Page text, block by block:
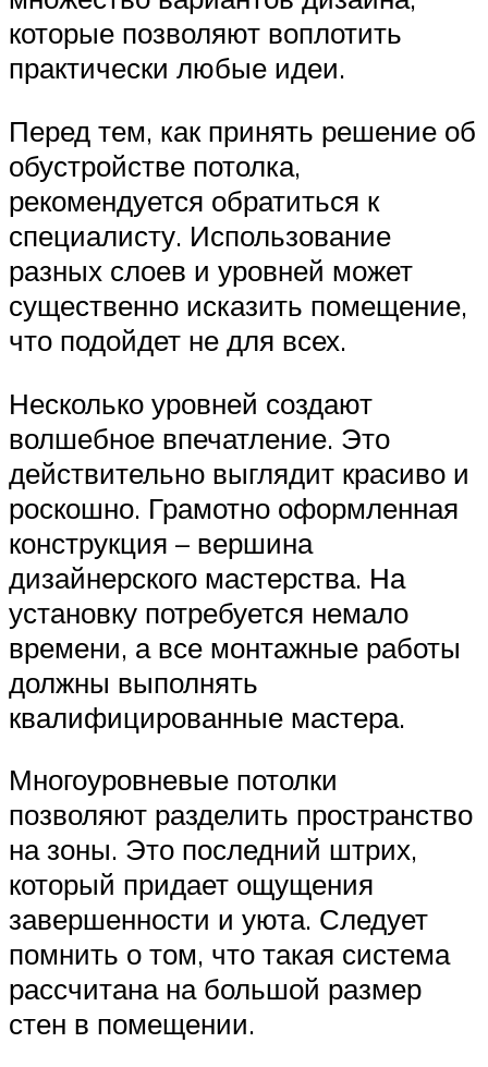
которые позволяют воплотить
практически любые идеи.
Перед тем, как принять решение об
обустройстве потолка,
рекомендуется обратиться к
специалисту. Использование
разных слоев и уровней может
существенно исказить помещение,
что подойдет не для всех.
Несколько уровней создают
волшебное впечатление. Это
действительно выглядит красиво и
роскошно. Грамотно оформленная
конструкция – вершина
дизайнерского мастерства. На
установку потребуется немало
времени, а все монтажные работы
должны выполнять
квалифицированные мастера.
Многоуровневые потолки
позволяют разделить пространство
на зоны. Это последний штрих,
который придает ощущения
завершенности и уюта. Следует
помнить о том, что такая система
рассчитана на большой размер
стен в помещении.